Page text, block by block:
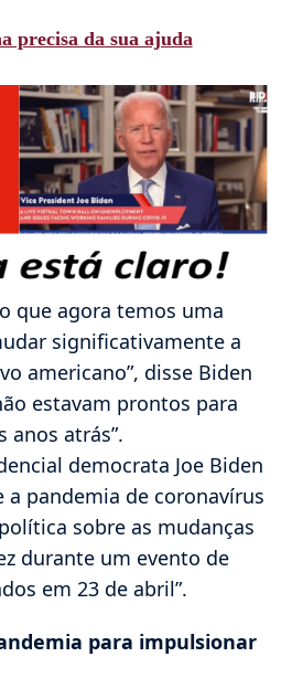
precisa da sua ajuda
que agora temos uma
significativamente a
americano”, disse Biden
estavam prontos para
anos atrás”.
democrata Joe Biden
pandemia de coronavírus
sobre as mudanças
durante um evento de
em 23 de abril”.
para impulsionar